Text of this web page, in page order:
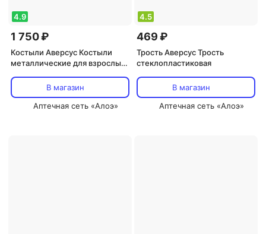
4.9
1 750 ₽
Костыли Аверсус Костыли
металлические для взрослых
В магазин
Аптечная сеть «Алоэ»
4.5
469 ₽
Трость Аверсус Трость
стеклопластиковая
В магазин
Аптечная сеть «Алоэ»